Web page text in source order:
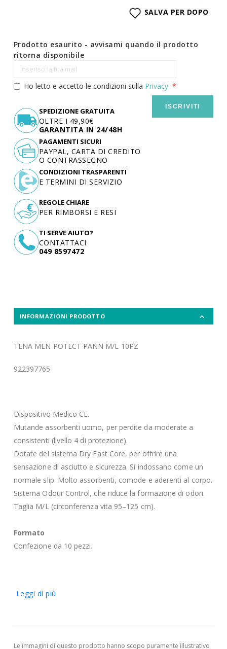
SALVA PER DOPO
Prodotto esaurito - avvisami quando il prodotto
ritorna disponibile
Ho letto e accetto le condizioni sulla Privacy
ISCRIVITI
SPEDIZIONE GRATUITA
OLTRE I 49,90€
GARANTITA IN 24/48H
TI SERVE AIUTO?
CONTATTACI
049 8597472
PAGAMENTI SICURI
PAYPAL, CARTA DI CREDITO
O CONTRASSEGNO
CONDIZIONI TRASPARENTI
E TERMINI DI SERVIZIO
REGOLE CHIARE
PER RIMBORSI E RESI
INFORMAZIONI PRODOTTO
TENA MEN POTECT PANN M/L 10PZ
922397765
Dispositivo Medico CE.
Mutande assorbenti uomo, per perdite da moderate a
consistenti (livello 4 di protezione).
Dotate del sistema Dry Fast Core, per offrire una
sensazione di asciutto e sicurezza. Si indossano come un
normale slip. Molto assorbenti, comode e aderenti al corpo.
Sistema Odour Control, che riduce la formazione di odori.
Taglia M/L (circonferenza vita 95–125 cm).
Formato
Confezione da 10 pezzi.
Leggi di più
Le immagini di questo prodotto hanno scopo puramente illustrativo